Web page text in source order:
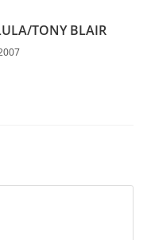
TONY BLAIR